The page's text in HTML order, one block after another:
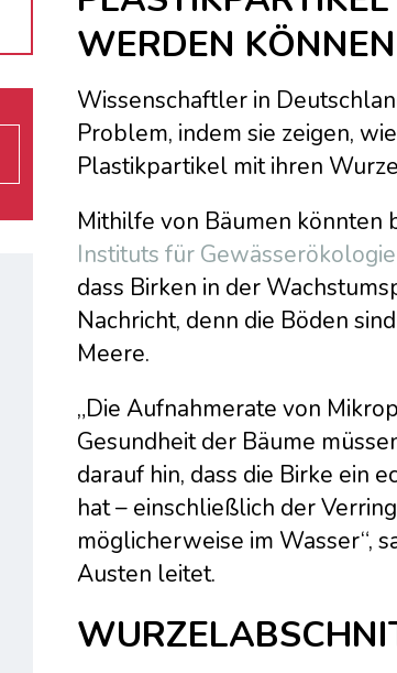
WERDEN KÖNNEN
Wissenschaftler in
Problem, indem sie zeigen,
Plastikpartikel mit ihren
Mithilfe von Bäumen könnten
Instituts für
dass Birken in der
Nachricht, denn die Böden
Meere.
„Die Aufnahmerate von
Gesundheit der Bäume
darauf hin, dass die Birke ein
hat – einschließlich der
möglicherweise im Wasser“,
Austen leitet.